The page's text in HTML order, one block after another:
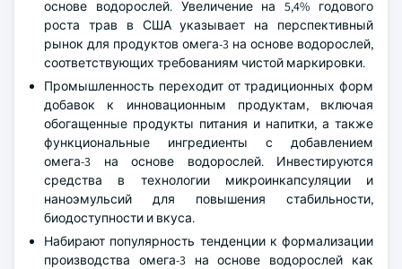
основе водорослей. Увеличение на 5,4% годового
роста трав в США указывает на перспективный
рынок для продуктов омега-3 на основе водорослей,
соответствующих требованиям чистой маркировки.
Промышленность переходит от традиционных форм
добавок к инновационным продуктам, включая
обогащенные продукты питания и напитки, а также
функциональные ингредиенты с добавлением
омега-3 на основе водорослей. Инвестируются
средства в технологии микроинкапсуляции и
наноэмульсий для повышения стабильности,
биодоступности и вкуса.
Набирают популярность тенденции к формализации
производства омега-3 на основе водорослей как